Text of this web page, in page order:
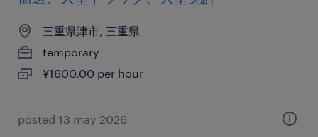
三重県津市, 三重県
temporary
¥1600.00 per hour
posted 13 may 2026